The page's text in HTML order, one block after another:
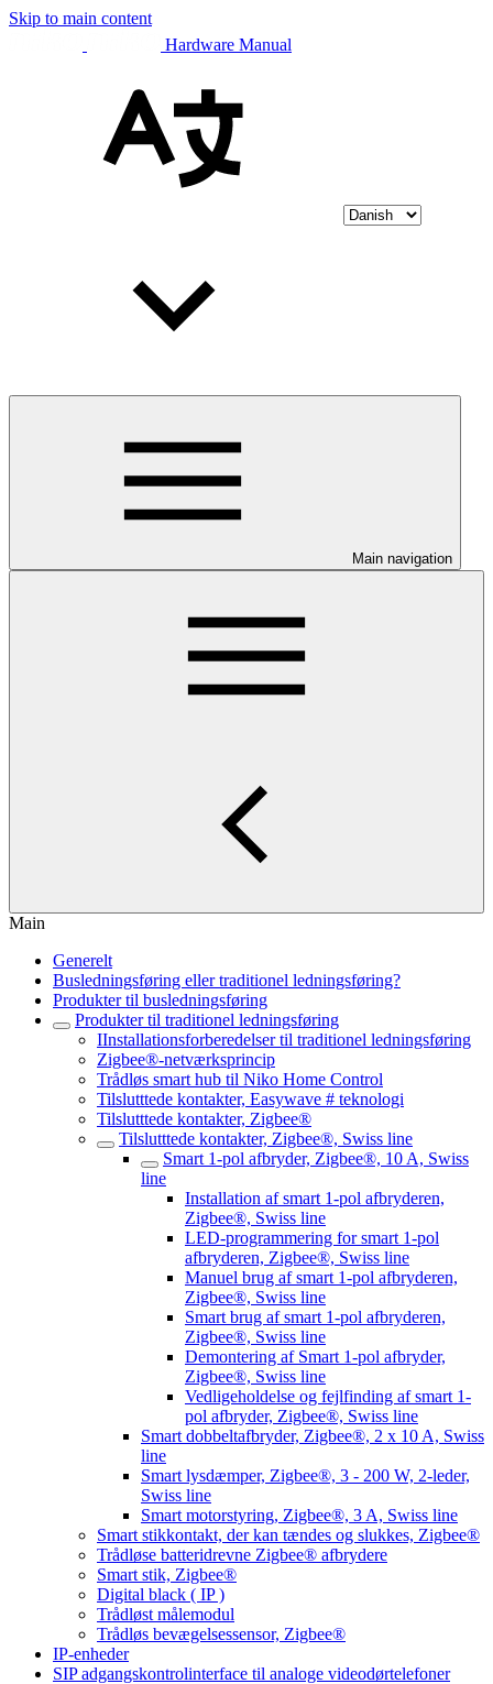
Skip to main content
Hardware Manual
Main navigation
Main
Generelt
Busledningsføring eller traditionel ledningsføring?
Produkter til busledningsføring
Produkter til traditionel ledningsføring
IInstallationsforberedelser til traditionel ledningsføring
Zigbee®-netværksprincip
Trådløs smart hub til Niko Home Control
Tilslutttede kontakter, Easywave # teknologi
Tilslutttede kontakter, Zigbee®
Tilslutttede kontakter, Zigbee®, Swiss line
Smart 1-pol afbryder, Zigbee®, 10 A, Swiss
line
Installation af smart 1-pol afbryderen,
Zigbee®, Swiss line
LED-programmering for smart 1-pol
afbryderen, Zigbee®, Swiss line
Manuel brug af smart 1-pol afbryderen,
Zigbee®, Swiss line
Smart brug af smart 1-pol afbryderen,
Zigbee®, Swiss line
Demontering af Smart 1-pol afbryder,
Zigbee®, Swiss line
Vedligeholdelse og fejlfinding af smart 1-
pol afbryder, Zigbee®, Swiss line
Smart dobbeltafbryder, Zigbee®, 2 x 10 A, Swiss
line
Smart lysdæmper, Zigbee®, 3 - 200 W, 2-leder,
Swiss line
Smart motorstyring, Zigbee®, 3 A, Swiss line
Smart stikkontakt, der kan tændes og slukkes, Zigbee®
Trådløse batteridrevne Zigbee® afbrydere
Smart stik, Zigbee®
Digital black ( IP )
Trådløst målemodul
Trådløs bevægelsessensor, Zigbee®
IP-enheder
SIP adgangskontrolinterface til analoge videodørtelefoner